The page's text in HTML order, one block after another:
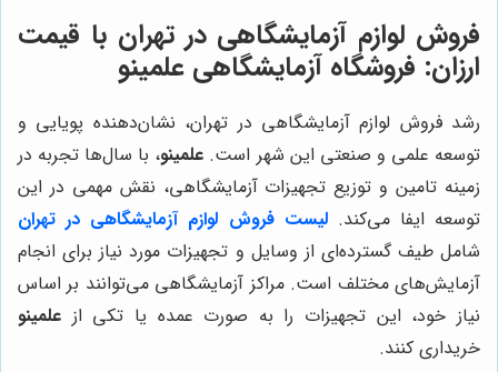
فروش لوازم آزمایشگاهی در تهران با قیمت
ارزان: فروشگاه آزمایشگاهی علمینو
رشد فروش لوازم آزمایشگاهی در تهران، نشان‌دهنده پویایی و
توسعه علمی و صنعتی این شهر است. علمینو، با سال‌ها تجربه در
زمینه تامین و توزیع تجهیزات آزمایشگاهی، نقش مهمی در این
توسعه ایفا می‌کند.لیست فروش لوازم آزمایشگاهی در تهران
شامل طیف گسترده‌ای از وسایل و تجهیزات مورد نیاز برای انجام
آزمایش‌های مختلف است. مراکز آزمایشگاهی می‌توانند بر اساس
نیاز خود، این تجهیزات را به صورت عمده یا تکی از علمینو
خریداری کنند.